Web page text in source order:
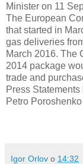
Minister on 11
The European
that started in
gas deliveries
March 2016. The
2014 package
trade and
Press
Petro
Igor Orlov о 14:32